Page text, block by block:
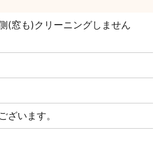
(窓も)クリーニングしません
ざいます。